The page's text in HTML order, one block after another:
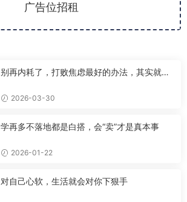
广告位招租
别再内耗了，打败焦虑最好的办法，其实就这
2026-03-30
学再多不落地都是白搭，会“卖”才是真本事
2026-01-22
对自己心软，生活就会对你下狠手